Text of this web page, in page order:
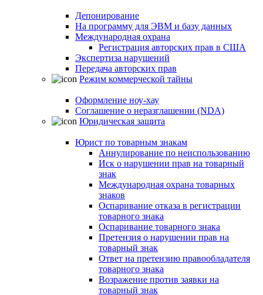
Депонирование
На программу для ЭВМ и базу данных
Международная охрана
Регистрация авторских прав в США
Экспертиза нарушений
Передача авторских прав
Режим коммерческой тайны
Оформление ноу-хау
Соглашение о неразглашении (NDA)
Юридическая защита
Юрист по товарным знакам
Аннулирование по неиспользованию
Иск о нарушении прав на товарный
знак
Международная охрана товарных
знаков
Оспаривание отказа в регистрации
товарного знака
Оспаривание товарного знака
Претензия о нарушении прав на
товарный знак
Ответ на претензию правообладателя
товарного знака
Возражение против заявки на
товарный знак